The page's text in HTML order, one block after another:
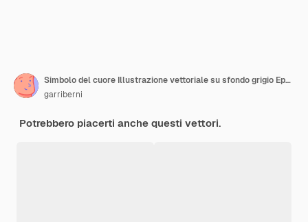
Simbolo del cuore Illustrazione vettoriale su sfondo grigio Eps 10
garriberni
Potrebbero piacerti anche questi vettori.